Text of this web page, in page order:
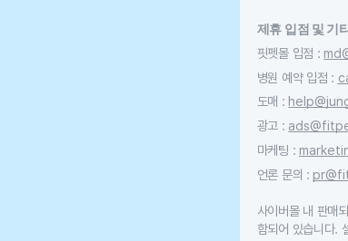
제휴 입점 및 기
핏펫몰 입점 :
병원 예약 입점 :
도매 :
광고 :
마케팅 :
언론 문의 :
사이버몰 내 판매
함되어 있습니다.